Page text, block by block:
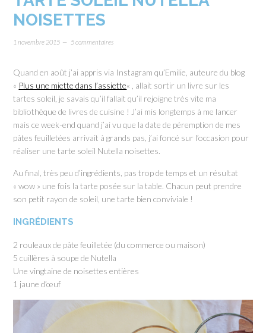
NOISETTES
1 novembre 2015 5 commentaires
Quand en août j’ai appris via Instagram qu’Emilie, auteure du blog
« Plus une miette dans l’assiette« , allait sortir un livre sur les
tartes soleil, je savais qu’il fallait qu’il rejoigne très vite ma
bibliothèque de livres de cuisine ! J’ai mis longtemps à me lancer
mais ce week-end quand j’ai vu que la date de péremption de mes
pâtes feuilletées arrivait à grands pas, j’ai foncé sur l’occasion pour
réaliser une tarte soleil Nutella noisettes.
Au final, très peu d’ingrédients, pas trop de temps et un résultat
« wow » une fois la tarte posée sur la table. Chacun peut prendre
son petit rayon de soleil, une tarte bien conviviale !
INGRÉDIENTS
2 rouleaux de pâte feuilletée (du commerce ou maison)
5 cuillères à soupe de Nutella
Une vingtaine de noisettes entières
1 jaune d’œuf